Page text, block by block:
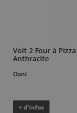
Volt 2 Four à
Anthracite
Ooni
+ d’infos